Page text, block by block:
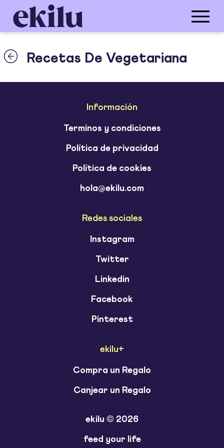
Recetas De Vegetariana
Información
Terminos y condiciones
Política de privacidad
Política de cookies
hola@ekilu.com
Redes sociales
Instagram
Twitter
Linkedin
Facebook
Pinterest
ekilu+
Compra un Regalo
Canjear un Regalo
ekilu © 2026
feed your life